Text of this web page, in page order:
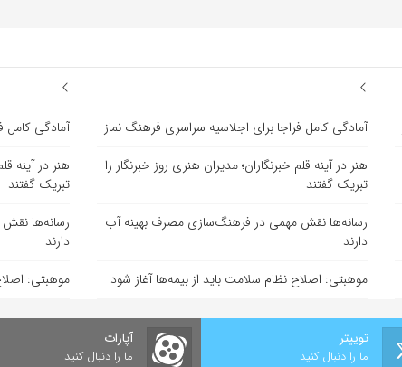
آمادگی کامل فراجا برای اجلاسیه سراسری فرهنگ نماز
هنر در آینه قلم خبرنگاران؛ مدیران هنری روز خبرنگار را
تبریک گفتند
رسانه‌ها نقش مهمی در فرهنگ‌سازی مصرف بهینه آب
دارند
موهبتی: اصلاح نظام سلامت باید از بیمه‌ها آغاز شود
آمادگی کامل
هنر در آینه
تبریک گفتند
رسانه‌ها
دارند
موهبتی:
آپارات
ما را دنبال کنید
توییتر
ما را دنبال کنید